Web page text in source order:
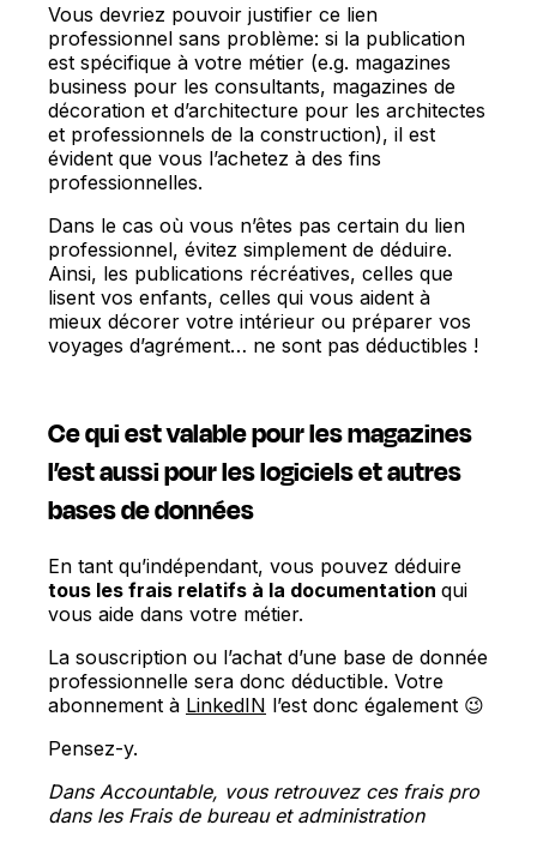
Vous devriez pouvoir justifier ce lien
professionnel sans problème: si la publication
est spécifique à votre métier (e.g. magazines
business pour les consultants, magazines de
décoration et d’architecture pour les architectes
et professionnels de la construction), il est
évident que vous l’achetez à des fins
professionnelles.
Dans le cas où vous n’êtes pas certain du lien
professionnel, évitez simplement de déduire.
Ainsi, les publications récréatives, celles que
lisent vos enfants, celles qui vous aident à
mieux décorer votre intérieur ou préparer vos
voyages d’agrément… ne sont pas déductibles !
Ce qui est valable pour les magazines
l’est aussi pour les logiciels et autres
bases de données
En tant qu’indépendant, vous pouvez déduire
tous les frais relatifs à la documentation qui
vous aide dans votre métier.
La souscription ou l’achat d’une base de donnée
professionnelle sera donc déductible. Votre
abonnement à LinkedIN l’est donc également 😉
Pensez-y.
Dans Accountable, vous retrouvez ces frais pro
dans les Frais de bureau et administration